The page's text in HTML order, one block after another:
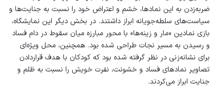
ضربه‌زدن به این نمادها، خشم و اعتراض خود را نسبت به جنایت‌ها و
سیاست‌های سلطه‌جویانه ابراز داشتند. در بخش دیگر این نمایشگاه،
بازی نمادین «مار و زینه‌ها» با محور مبارزه میان سقوط در دام فساد
و رسیدن به مسیر نجات طراحی شده بود. همچنین، محل ویژه‌ای
برای نشانه‌زنی در نظر گرفته شده بود که کودکان با هدف قراردادن
تصاویر نمادهای فساد و خشونت، نفرت خویش را نسبت به ظلم و
جنایت ابراز می‌کردند.